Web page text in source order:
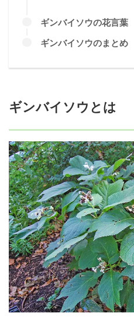
ギンバイソウの花言葉
ギンバイソウのまとめ
ギンバイソウとは